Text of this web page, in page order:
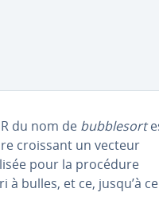
du nom de bub­ble­sort
croissant un vecteur
pour la procédure
à bulles, et ce, jusqu’à